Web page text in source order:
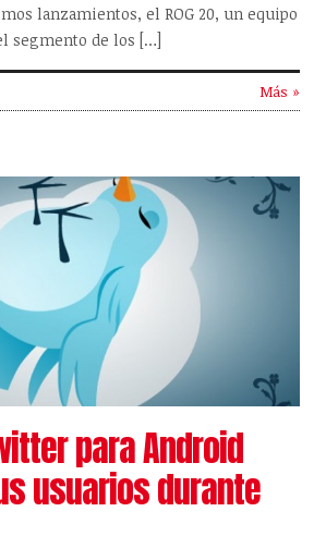
lanzamientos, el ROG 20, un equipo
segmento de los […]
Más »
para Android
usuarios durante